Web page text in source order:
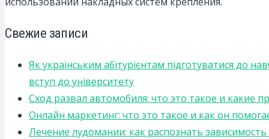
Свежие записи
Як українським абітурієнтам підготуватися до
вступ до університету
Сход развал автомобиля: что это такое и какие
Онлайн маркетинг: что это такое и как он
Лечение лудомании: как распознать